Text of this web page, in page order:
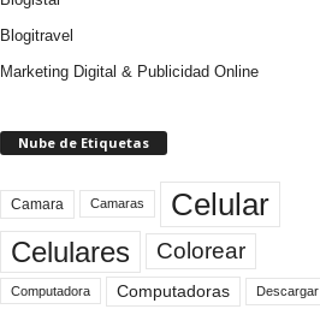
Blogitravel
Marketing Digital & Publicidad Online
Nube de Etiquetas
Camara Camaras Celular
Celulares Colorear
Computadora Computadoras Descargar